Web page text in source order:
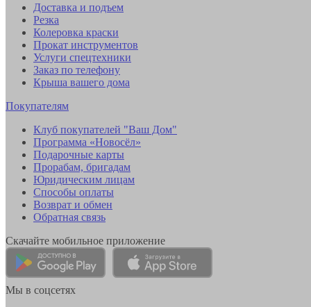
Доставка и подъем
Резка
Колеровка краски
Прокат инструментов
Услуги спецтехники
Заказ по телефону
Крыша вашего дома
Покупателям
Клуб покупателей "Ваш Дом"
Программа «Новосёл»
Подарочные карты
Прорабам, бригадам
Юридическим лицам
Способы оплаты
Возврат и обмен
Обратная связь
Скачайте мобильное приложение
Мы в соцсетях